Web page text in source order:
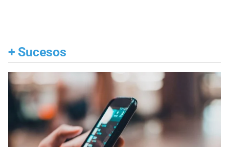
+ Sucesos